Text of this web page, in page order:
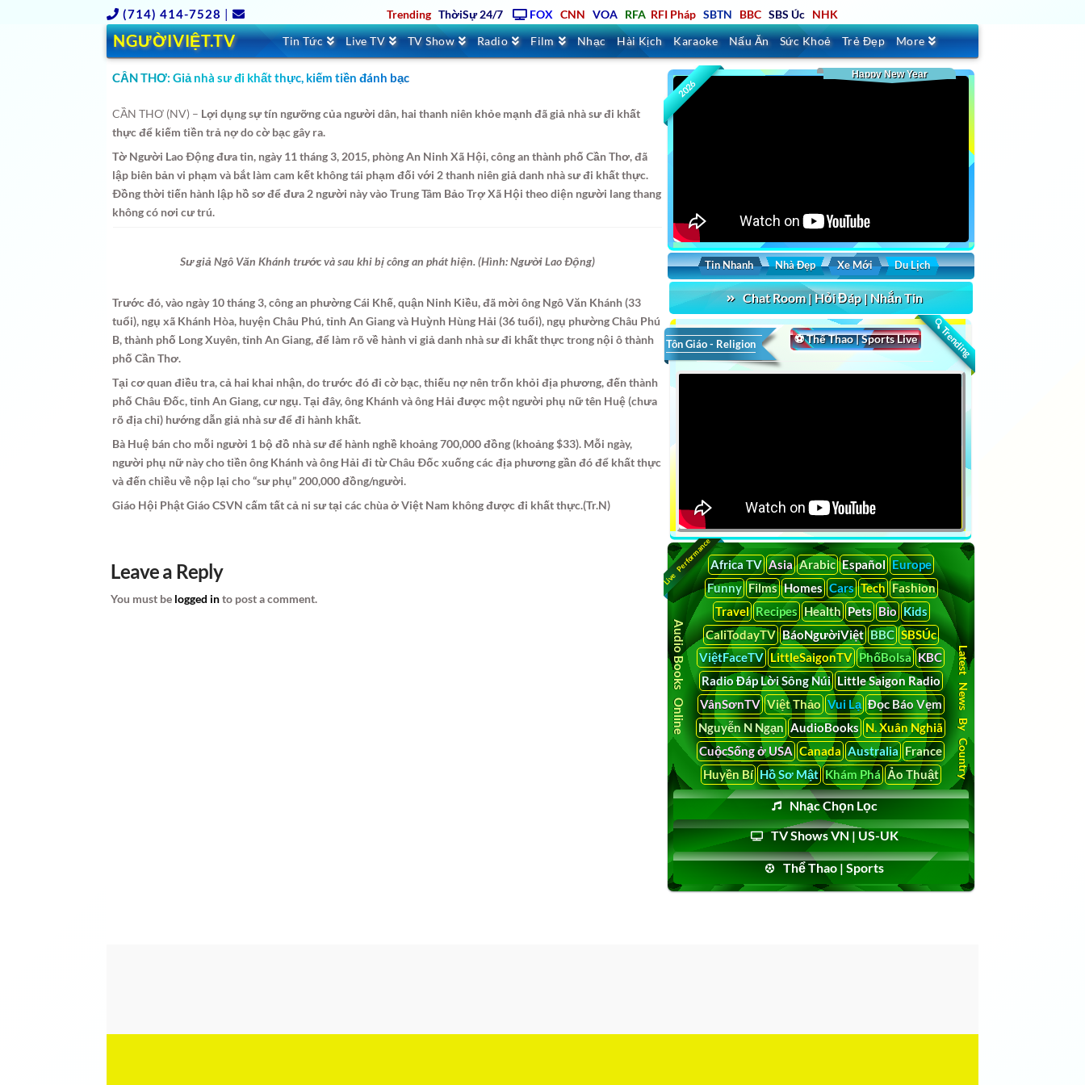
(714) 414-7528 | Trending ThờiSự 24/7 FOX CNN VOA RFA RFI Pháp SBTN BBC SBS Úc NHK
NGƯỜIVIỆT.TV Tin Tức Live TV TV Show Radio Film Nhạc Hài Kịch Karaoke Nấu Ăn Sức Khoẻ Trẻ Đẹp More
CẦN THƠ: Giả nhà sư đi khất thực, kiếm tiền đánh bạc
CẦN THƠ (NV) – Lợi dụng sự tín ngưỡng của người dân, hai thanh niên khỏe mạnh đã giả nhà sư đi khất
thực để kiếm tiền trả nợ do cờ bạc gây ra.
Tờ Người Lao Ðộng đưa tin, ngày 11 tháng 3, 2015, phòng An Ninh Xã Hội, công an thành phố Cần Thơ, đã
lập biên bản vi phạm và bắt làm cam kết không tái phạm đối với 2 thanh niên giả danh nhà sư đi khất thực.
Ðồng thời tiến hành lập hồ sơ để đưa 2 người này vào Trung Tâm Bảo Trợ Xã Hội theo diện người lang thang
không có nơi cư trú.
Sư giả Ngô Văn Khánh trước và sau khi bị công an phát hiện. (Hình: Người Lao Ðộng)
Trước đó, vào ngày 10 tháng 3, công an phường Cái Khế, quận Ninh Kiều, đã mời ông Ngô Văn Khánh (33
tuổi), ngụ xã Khánh Hòa, huyện Châu Phú, tỉnh An Giang và Huỳnh Hùng Hải (36 tuổi), ngụ phường Châu Phú
B, thành phố Long Xuyên, tỉnh An Giang, để làm rõ về hành vi giả danh nhà sư đi khất thực trong nội ô thành
phố Cần Thơ.
Tại cơ quan điều tra, cả hai khai nhận, do trước đó đi cờ bạc, thiếu nợ nên trốn khỏi địa phương, đến thành
phố Châu Ðốc, tỉnh An Giang, cư ngụ. Tại đây, ông Khánh và ông Hải được một người phụ nữ tên Huệ (chưa
rõ địa chỉ) hướng dẫn giả nhà sư để đi hành khất.
Bà Huệ bán cho mỗi người 1 bộ đồ nhà sư để hành nghề khoảng 700,000 đồng (khoảng $33). Mỗi ngày,
người phụ nữ này cho tiền ông Khánh và ông Hải đi từ Châu Ðốc xuống các địa phương gần đó để khất thực
và đến chiều về nộp lại cho “sư phụ” 200,000 đồng/người.
Giáo Hội Phật Giáo CSVN cấm tất cả ni sư tại các chùa ở Việt Nam không được đi khất thực.(Tr.N)
Leave a Reply
You must be logged into post a comment.
2026
Happy New Year
Tin Nhanh Nhà Đẹp Xe Mới Du Lịch
Chat Room | Hỏi Đáp | Nhắn Tin
🔍 Trending
⚽ Thể Thao | Sports Live
Tôn Giáo - Religion
Live PerformanceAfrica TV Asia Arabic Español Europe
Funny Films Homes Cars Tech Fashion
Travel Recipes Health Pets Bio Kids
CaliTodayTV BáoNgườiViệt BBC SBSÚc
ViệtFaceTV LittleSaigonTV PhốBolsa KBC
Radio Đáp Lời Sông Núi Little Saigon Radio
VânSơnTV Việt Thảo Vui Lạ Đọc Báo Vẹm
Nguyễn N Ngạn AudioBooks N. Xuân Nghiã
CuộcSống ở USA Canada Australia France
Huyền Bí Hồ Sơ Mật Khám Phá Ảo Thuật
Nhạc Chọn Lọc
TV Shows VN | US-UK
Thể Thao | Sports
Audio Books Online Latest News By Country